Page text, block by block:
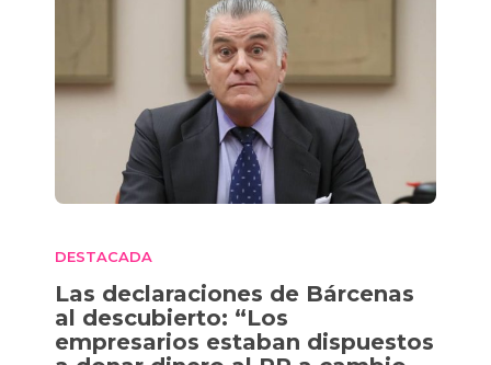
DESTACADA
Las declaraciones de Bárcenas
al descubierto: “Los
empresarios estaban dispuestos